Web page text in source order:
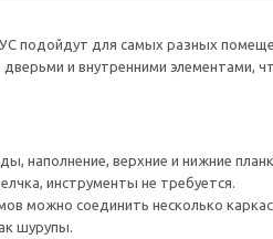
подойдут для самых разных
и внутренними элементами,
наполнение, верхние и нижние
инструменты не требуется.
можно соединить несколько
шурупы.